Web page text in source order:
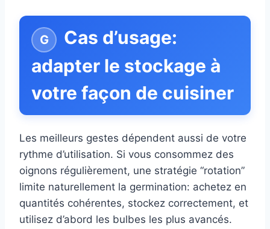
Cas d’usage:
adapter le stockage à
votre façon de cuisiner
Les meilleurs gestes dépendent aussi de votre
rythme d’utilisation. Si vous consommez des
oignons régulièrement, une stratégie “rotation”
limite naturellement la germination: achetez en
quantités cohérentes, stockez correctement, et
utilisez d’abord les bulbes les plus avancés.